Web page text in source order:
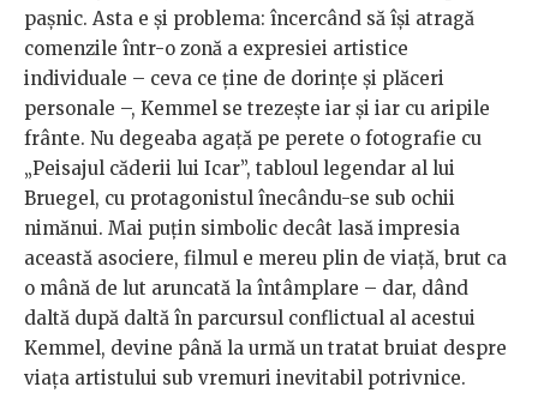
pașnic. Asta e și problema: încercând să își atragă
comenzile într-o zonă a expresiei artistice
individuale – ceva ce ține de dorințe și plăceri
personale –, Kemmel se trezește iar și iar cu aripile
frânte. Nu degeaba agață pe perete o fotografie cu
„Peisajul căderii lui Icar”, tabloul legendar al lui
Bruegel, cu protagonistul înecându-se sub ochii
nimănui. Mai puțin simbolic decât lasă impresia
această asociere, filmul e mereu plin de viață, brut ca
o mână de lut aruncată la întâmplare – dar, dând
daltă după daltă în parcursul conflictual al acestui
Kemmel, devine până la urmă un tratat bruiat despre
viața artistului sub vremuri inevitabil potrivnice.